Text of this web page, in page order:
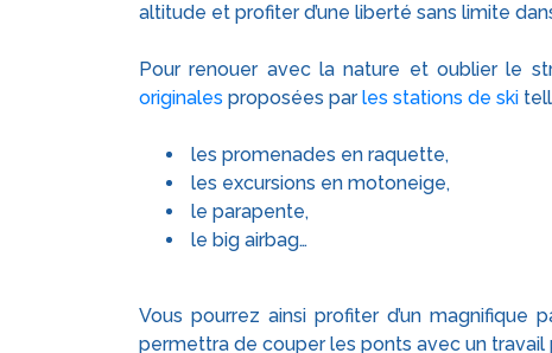
altitude et profiter d’une liberté sans limite
Pour renouer avec la nature et oublier le
originales proposées parles stations de ski
les promenades en raquette,
les excursions en motoneige,
le parapente,
le big airbag…
Vous pourrez ainsi profiter d’un
permettra de couper les ponts avec un travail